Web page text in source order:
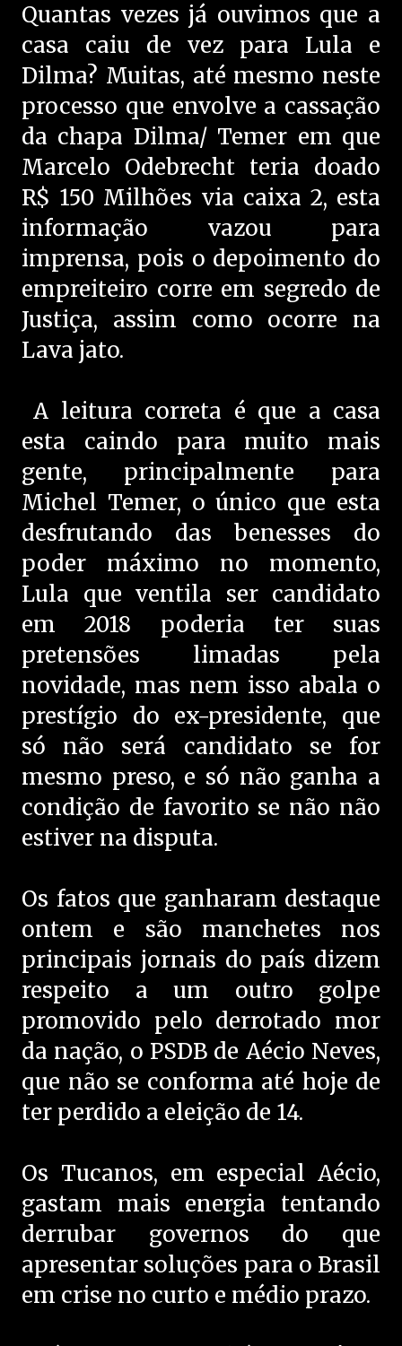
Quantas vezes já ouvimos que a
casa caiu de vez para Lula e
Dilma? Muitas, até mesmo neste
processo que envolve a cassação
da chapa Dilma/ Temer em que
Marcelo Odebrecht teria doado
R$ 150 Milhões via caixa 2, esta
informação vazou para
imprensa, pois o depoimento do
empreiteiro corre em segredo de
Justiça, assim como ocorre na
Lava jato.
A leitura correta é que a casa
esta caindo para muito mais
gente, principalmente para
Michel Temer, o único que esta
desfrutando das benesses do
poder máximo no momento,
Lula que ventila ser candidato
em 2018 poderia ter suas
pretensões limadas pela
novidade, mas nem isso abala o
prestígio do ex-presidente, que
só não será candidato se for
mesmo preso, e só não ganha a
condição de favorito se não não
estiver na disputa.
Os fatos que ganharam destaque
ontem e são manchetes nos
principais jornais do país dizem
respeito a um outro golpe
promovido pelo derrotado mor
da nação, o PSDB de Aécio Neves,
que não se conforma até hoje de
ter perdido a eleição de 14.
Os Tucanos, em especial Aécio,
gastam mais energia tentando
derrubar governos do que
apresentar soluções para o Brasil
em crise no curto e médio prazo.